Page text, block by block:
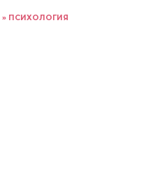
» ПСИХОЛОГИЯ